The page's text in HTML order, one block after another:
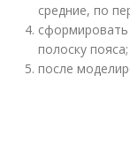
средние, по
сформировать
полоску пояса;
после